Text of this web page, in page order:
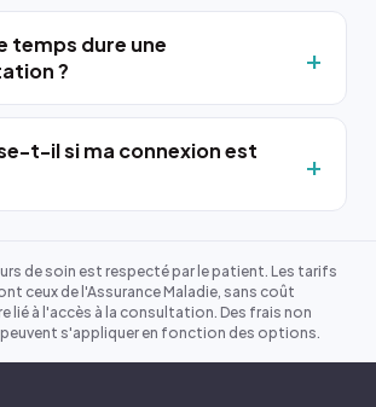
temps dure une
?
t-il si ma connexion est
de soin est respecté par le patient. Les tarifs
ceux de l'Assurance Maladie, sans coût
lié à l'accès à la consultation. Des frais non
s'appliquer en fonction des options.